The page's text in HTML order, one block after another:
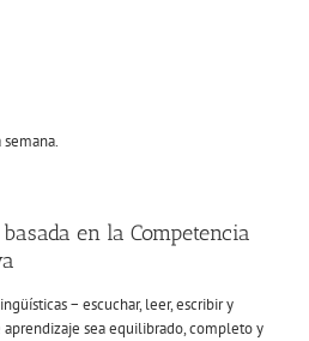
semana.
en la Competencia
− escuchar, leer, escribir y
sea equilibrado, completo y